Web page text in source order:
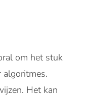
om het stuk
algoritmes.
Het kan